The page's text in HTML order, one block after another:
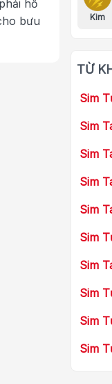
hỗ
bưu
Kim
TỪ
Sim
Sim
Sim
Sim
Sim
Sim
Sim
Sim
Sim
Sim